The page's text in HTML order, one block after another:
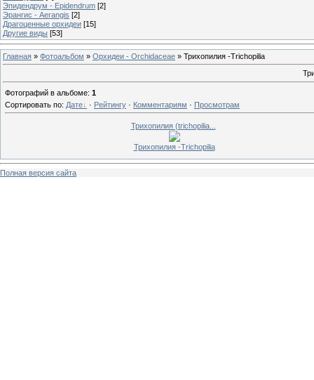
Эпидендрум - Epidendrum [2]
Эрангис - Aerangis [2]
Драгоценные орхидеи [15]
Другие виды [53]
Главная » Фотоальбом » Орхидеи - Orchidaceae » Трихопилия -Trichopilia
Фотографий в альбоме: 1
Сортировать по: Дате · Рейтингу · Комментариям · Просмотрам
Трихопилия (trichopilia...
Трихопилия -Trichopilia
Полная версия сайта